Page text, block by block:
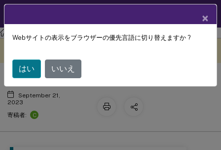
Profile Management Profile Management 2305
構成
September 21,
2023
寄稿者:
C
×
Webサイトの表示をブラウザーの優先言語に切り替えますか ?
はい いいえ